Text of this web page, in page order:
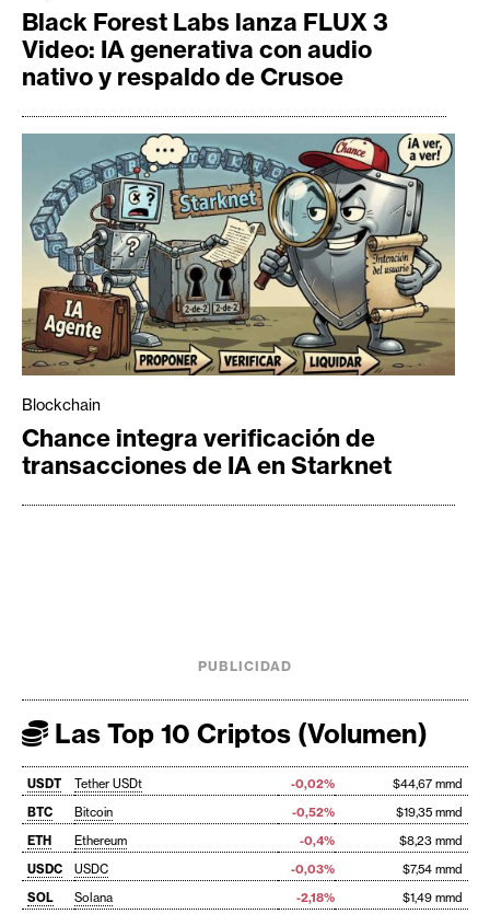
Black Forest Labs lanza FLUX 3
Video: IA generativa con audio
nativo y respaldo de Crusoe
Blockchain
Chance integra verificación de
transacciones de IA en Starknet
PUBLICIDAD
Las Top 10 Criptos (Volumen)
USDT Tether USDt -0,02%
$44,67 mmd
BTC
Bitcoin -0,52%
$19,35 mmd
ETH
Ethereum -0,4%
$8,23 mmd
USDC
USDC -0,03%
$7,54 mmd
SOL
Solana -2,18% $1,49 mmd